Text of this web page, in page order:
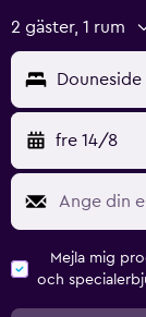
2 gäster, 1 rum
Douneside
fre 14/8
Mejla mig
och